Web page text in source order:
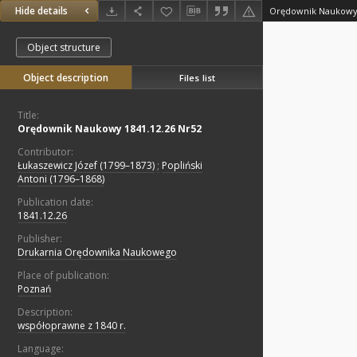
Hide details Orędownik
Object structure
Object description Files list
Title:
Orędownik Naukowy 1841.12.26 Nr52
Contributor:
Łukaszewicz Józef (1799–1873) ; Popliński
Antoni (1796–1868)
Publication date:
1841.12.26
Publisher:
Drukarnia Orędownika Naukowego
Place of publication:
Poznań
Description:
współoprawne z 1840 r.
Language: